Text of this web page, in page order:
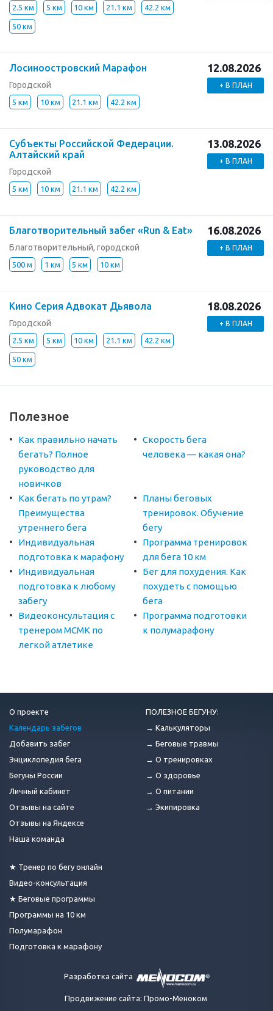
2.5 км 5 км 10 км 21.1 км 42.2 км
50 км
Лосиноостровский Марафон
Городской
5 км 10 км 21.1 км 42.2 км
12.08.2026
+ В ПЛАН
Субъекты Российской Федерации.
Алтайский край
Городской
5 км 10 км 21.1 км 42.2 км
13.08.2026
+ В ПЛАН
Благотворительный забег «Run & Eat»
Благотворительный, городской
500 м 1 км 5 км 10 км
16.08.2026
+ В ПЛАН
Кино Серия Адвокат Дьявола
Городской
2.5 км 5 км 10 км 21.1 км 42.2 км
50 км
18.08.2026
+ В ПЛАН
Полезное
Как правильно начать
бегать? Полное
руководство для
новичков
Скорость бега
человека — какая она?
Как бегать по утрам?
Преимущества
утреннего бега
Планы беговых
тренировок. Обучение
бегу
Индивидуальная
подготовка к марафону
Программа тренировок
для бега 10 км
Индивидуальная
подготовка к любому
забегу
Бег для похудения. Как
похудеть с помощью
бега
Видеоконсультация с
тренером МСМК по
легкой атлетике
Программа подготовки
к полумарафону
О проекте
Календарь забегов
Добавить забег
Энциклопедия бега
Бегуны России
Личный кабинет
Отзывы на сайте
Отзывы на Яндексе
Наша команда
★ Тренер по бегу онлайн
Видео-консультация
★ Беговые программы
Программы на 10 км
Полумарафон
Подготовка к марафону
ПОЛЕЗНОЕ БЕГУНУ:
→ Калькуляторы
→ Беговые травмы
→ О тренировках
→ О здоровье
→ О питании
→ Экипировка
Разработка сайта
Продвижение сайта: Промо-Меноком